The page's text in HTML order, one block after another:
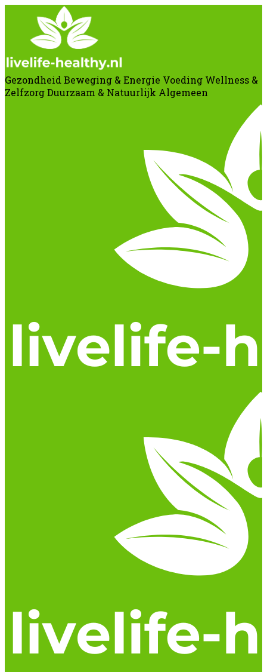
Gezondheid Beweging & Energie Voeding Wellness &
ZelfzorgDuurzaam & Natuurlijk Algemeen